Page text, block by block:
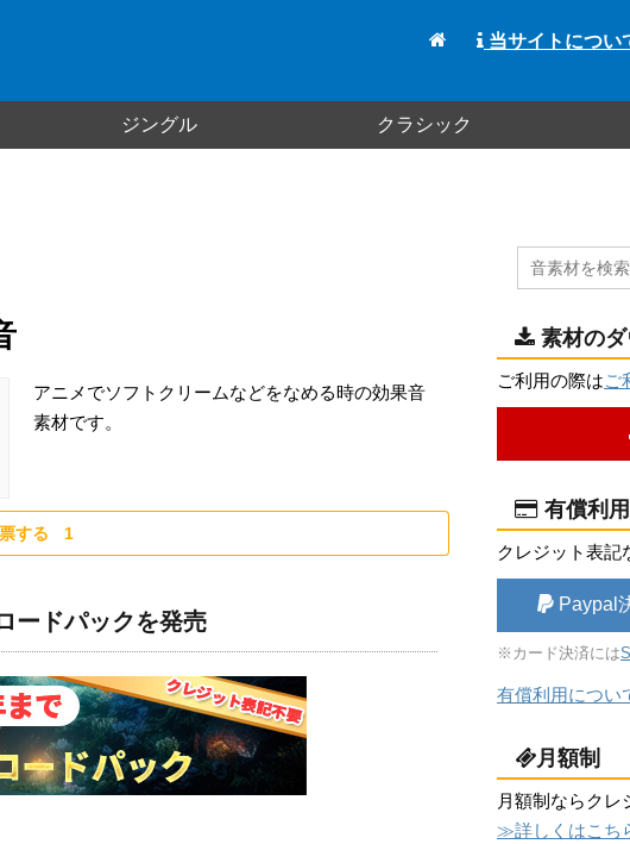
ジングル クラシック
当サイトについ
アニメでソフトクリームなどをなめる時の効果音
素材です。
する 1
ードパックを発売
素材の
ご利用の際はご
有償利
クレジット表記
Paypal
※カード決済には
有償利用につい
月額制
月額制ならクレ
≫詳しくはこち